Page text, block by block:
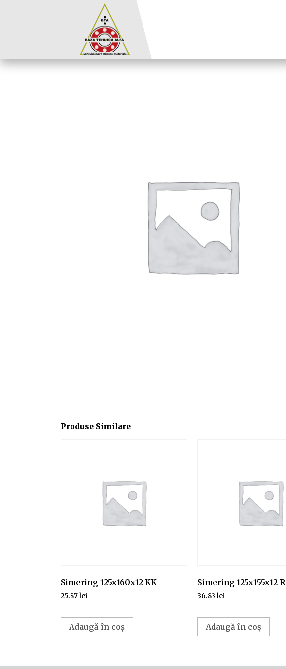
Produse Similare
Simering 125x160x12 KK
25.87lei
Adaugă în coș
Simering 125x155x12 R
36.83 lei
Adaugă în coș